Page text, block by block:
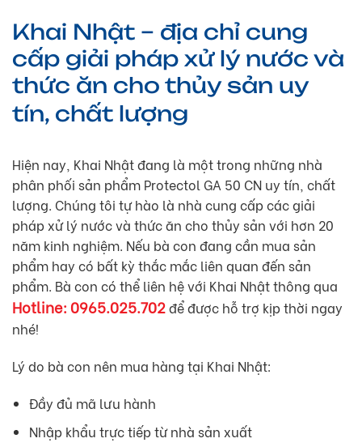
Khai Nhật – địa chỉ cung
cấp giải pháp xử lý nước và
thức ăn cho thủy sản uy
tín, chất lượng
Hiện nay, Khai Nhật đang là một trong những nhà
phân phối sản phẩm Protectol GA 50 CN uy tín, chất
lượng. Chúng tôi tự hào là nhà cung cấp các giải
pháp xử lý nước và thức ăn cho thủy sản với hơn 20
năm kinh nghiệm. Nếu bà con đang cần mua sản
phẩm hay có bất kỳ thắc mắc liên quan đến sản
phẩm. Bà con có thể liên hệ với Khai Nhật thông qua
Hotline: 0965.025.702để được hỗ trợ kịp thời ngay
nhé!
Lý do bà con nên mua hàng tại Khai Nhật:
Đầy đủ mã lưu hành
Nhập khẩu trực tiếp từ nhà sản xuất